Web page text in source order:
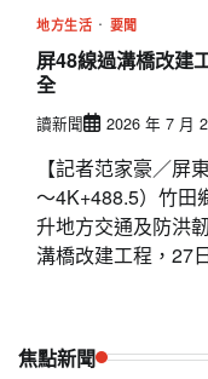
地方生活 要聞
屏48線過溝橋改建
全
讀新聞 2026 年 7 月
【記者范家豪／
～4K+488.5）竹田
升地方交通及防洪
溝橋改建工程，27
焦點新聞